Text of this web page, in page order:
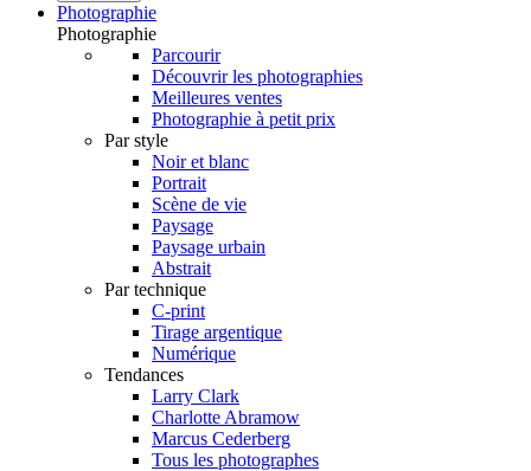
Photographie
Photographie
Parcourir
Découvrir les photographies
Meilleures ventes
Photographie à petit prix
Par style
Noir et blanc
Portrait
Scène de vie
Paysage
Paysage urbain
Abstrait
Par technique
C-print
Tirage argentique
Numérique
Tendances
Larry Clark
Charlotte Abramow
Marcus Cederberg
Tous les photographes